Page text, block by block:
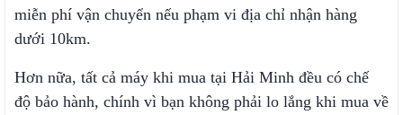
miễn phí vận chuyển nếu phạm vi địa chỉ nhận hàng
dưới 10km.
Hơn nữa, tất cả máy khi mua tại Hải Minh đều có chế
độ bảo hành, chính vì bạn không phải lo lắng khi mua về